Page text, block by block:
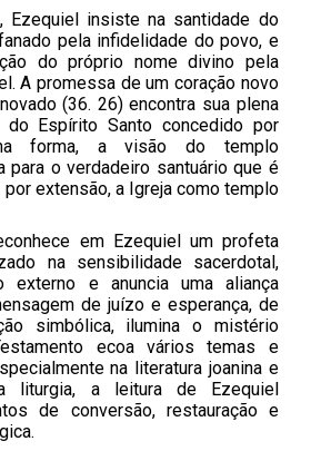
Ezequiel insiste na santidade do
pela infidelidade do povo, e
do próprio nome divino pela
A promessa de um coração novo
(36. 26) encontra sua plena
do Espírito Santo concedido por
forma, a visão do templo
para o verdadeiro santuário que é
extensão, a Igreja como templo
em Ezequiel um profeta
na sensibilidade sacerdotal,
externo e anuncia uma aliança
de juízo e esperança, de
simbólica, ilumina o mistério
ecoa vários temas e
na literatura joanina e
liturgia, a leitura de Ezequiel
de conversão, restauração e